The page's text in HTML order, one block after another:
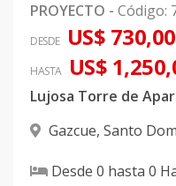
PROYECTO - Código:
DESDE US$
HASTA US$
Lujosa Torre de
Gazcue, Santo
Desde 0 hasta 0